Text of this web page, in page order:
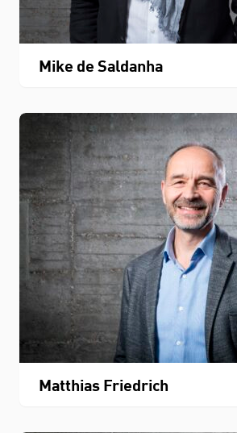
Mike de Saldanha
Matthias Friedrich